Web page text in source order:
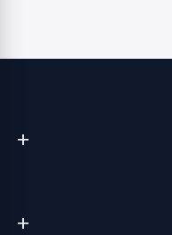
add
add